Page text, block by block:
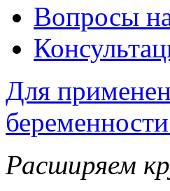
Вопросы
Для
Расширяем